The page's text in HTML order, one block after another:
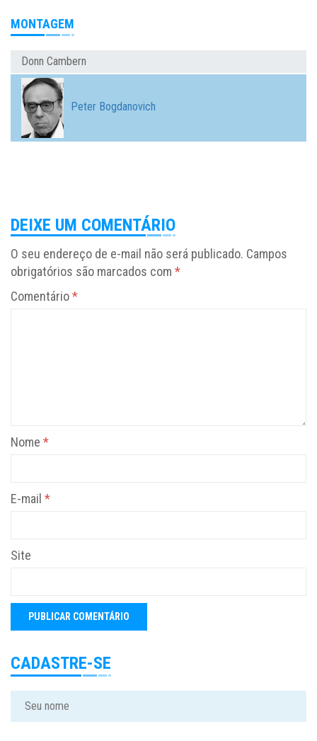
MONTAGEM
Donn Cambern
Peter Bogdanovich
DEIXE UM COMENTÁRIO
O seu endereço de e-mail não será publicado. Campos
obrigatórios são marcados com *
Comentário*
Nome *
E-mail *
Site
CADASTRE-SE